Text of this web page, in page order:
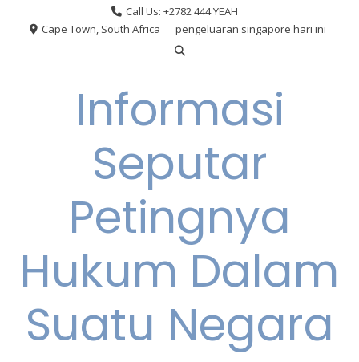
Call Us: +2782 444 YEAH
Cape Town, South Africa
pengeluaran singapore hari ini
Informasi
Seputar
Petingnya
Hukum Dalam
Suatu Negara